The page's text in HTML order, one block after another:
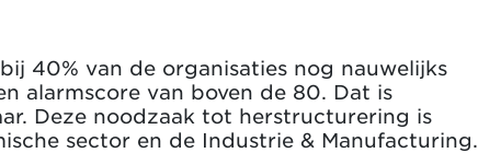
40% van de organisaties nog nauwelijks
alarmscore van boven de 80. Dat is
Deze noodzaak tot herstructurering is
sector en de Industrie & Manufacturing.